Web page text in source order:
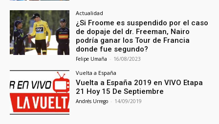
Actualidad
¿Si Froome es suspendido por el caso
de dopaje del dr. Freeman, Nairo
podría ganar los Tour de Francia
donde fue segundo?
Felipe Umaña - 16/08/2023
Vuelta a España
Vuelta a España 2019 en VIVO Etapa
21 Hoy 15 De Septiembre
Andrés Urrego - 14/09/2019